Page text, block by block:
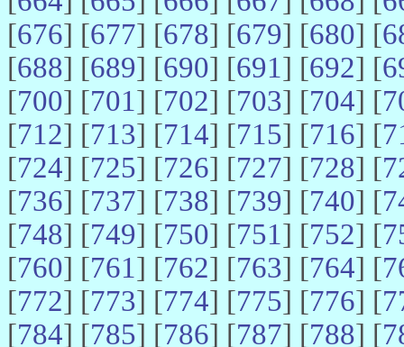
[676] [677] [678] [679] [680] [
[688] [689] [690] [691] [692] [
[700] [701] [702] [703] [704] [
[712] [713] [714] [715] [716] [
[724] [725] [726] [727] [728] [
[736] [737] [738] [739] [740] [
[748] [749] [750] [751] [752] [
[760] [761] [762] [763] [764] [
[772] [773] [774] [775] [776] [
[784] [785] [786] [787] [788] [